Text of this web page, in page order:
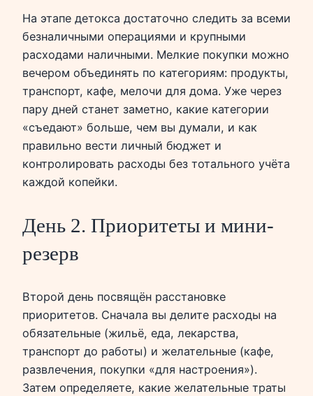
На этапе детокса достаточно следить за всеми
безналичными операциями и крупными
расходами наличными. Мелкие покупки можно
вечером объединять по категориям: продукты,
транспорт, кафе, мелочи для дома. Уже через
пару дней станет заметно, какие категории
«съедают» больше, чем вы думали, и как
правильно вести личный бюджет и
контролировать расходы без тотального учёта
каждой копейки.
День 2. Приоритеты и мини-
резерв
Второй день посвящён расстановке
приоритетов. Сначала вы делите расходы на
обязательные (жильё, еда, лекарства,
транспорт до работы) и желательные (кафе,
развлечения, покупки «для настроения»).
Затем определяете, какие желательные траты